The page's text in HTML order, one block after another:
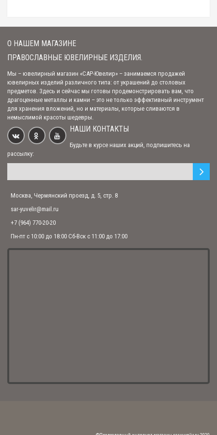
Отличный мощевик. Сделан добротно. В живую выглядит еще лучше, чем
на фото - блестит хорошо...
КРЕСТ МОЩЕВИК "РАСПЯТИЕ ХРИСТОВО" С МОЛИТВОЙ (АРТ. М-022 Ч)
СЕРЕБРЯНАЯ ИКОНКА "СВЯТИТЕЛЬ АРХИЕПИСКОП НИКОЛАЙ ЧУДОТВОРЕЦ"
Спасибо за вашу работу! Рада быть вашим клментов. ..
О НАШЕМ МАГАЗИНЕ
ПРАВОСЛАВНЫЕ ЮВЕЛИРНЫЕ ИЗДЕЛИЯ.
Мы – ювелирный магазин «САР-Ювелир» – занимаемся продажей
ювелирных изделий различного типа: от украшений до столовых
предметов. Здесь и сейчас мы готовы продемонстрировать вам, что
драгоценные металлы и камни – это не только эффективный инструмент
для хранения вложений, но и материалы, которые сливаются в
немыслимой красоты шедевры.
НАШИ КОНТАКТЫ
Будьте в курсе наших акций, подпишитесь на
рассылку:
Москва, Чермянский проезд, д. 5, стр. 8
sar-yuvelir@mail.ru
+7 (964) 770-20-20
Пн-пт с 10:00 до 18:00 Сб-Вск с 11:00 до 17:00